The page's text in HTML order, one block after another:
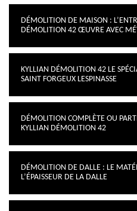
DÉMOLITION DE MAISON :
DÉMOLITION 42 ŒUVRE AVEC
KYLLIAN DÉMOLITION 42 LE
SAINT FORGEUX LESPINASSE
DÉMOLITION COMPLÈTE OU
KYLLIAN DÉMOLITION 42
DÉMOLITION DE DALLE : LE
L’ÉPAISSEUR DE LA DALLE